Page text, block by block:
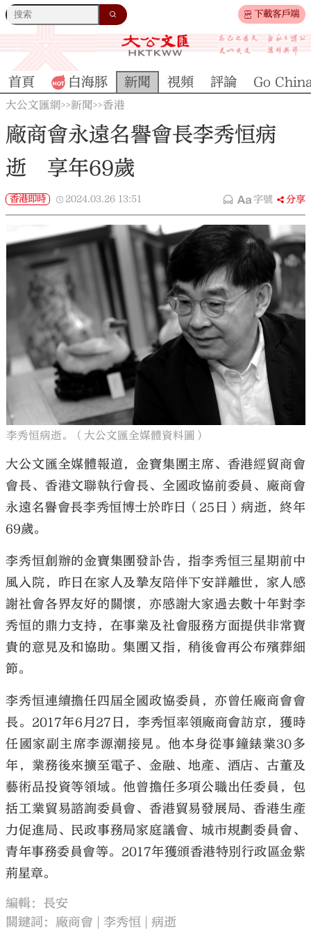
下載客戶端
大公文匯
首頁 白海豚 新聞 視頻 評論 Go
大公文匯網>>新聞>>香港
廠商會永遠名譽會長李秀恒病
逝 享年69歲
香港即時 2024.03.26 13:51 字號 分享
李秀恒病逝。（大公文匯全媒體資料圖）
大公文匯全媒體報道，金寶集團主席、香港經貿商會
會長、香港文聯執行會長、全國政協前委員、廠商會
永遠名譽會長李秀恒博士於昨日（25日）病逝，終年
69歲。
李秀恒創辦的金寶集團發訃告，指李秀恒三星期前中
風入院，昨日在家人及摯友陪伴下安詳離世，家人感
謝社會各界友好的關懷，亦感謝大家過去數十年對李
秀恒的鼎力支持，在事業及社會服務方面提供非常寶
貴的意見及和協助。集團又指，稍後會再公布殯葬細
節。
李秀恒連續擔任四屆全國政協委員，亦曾任廠商會會
長。2017年6月27日，李秀恒率領廠商會訪京，獲時
任國家副主席李源潮接見。他本身從事鐘錶業30多
年，業務後來擴至電子、金融、地產、酒店、古董及
藝術品投資等領域。他曾擔任多項公職出任委員，包
括工業貿易諮詢委員會、香港貿易發展局、香港生產
力促進局、民政事務局家庭議會、城市規劃委員會、
青年事務委員會等。2017年獲頒香港特別行政區金紫
荊星章。
編輯：長安
關鍵詞： 廠商會 李秀恒 病逝